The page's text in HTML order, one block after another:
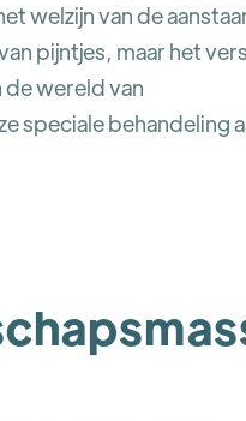
welzijn van de
pijntjes, maar het
de wereld van
speciale behandeling